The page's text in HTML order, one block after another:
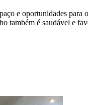
e oportunidades
também é saudável e